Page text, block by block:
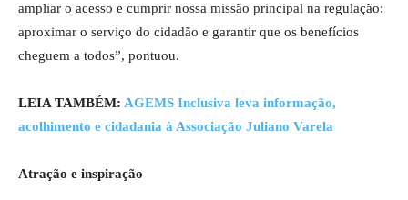
ampliar o acesso e cumprir nossa missão principal na regulação:
aproximar o serviço do cidadão e garantir que os benefícios
cheguem a todos”, pontuou.
LEIA TAMBÉM: AGEMS Inclusiva leva informação,
acolhimento e cidadania à Associação Juliano Varela
Atração e inspiração